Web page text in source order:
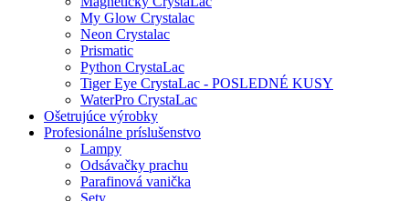
My Glow Crystalac
Neon Crystalac
Prismatic
Python CrystaLac
Tiger Eye CrystaLac - POSLEDNÉ KUSY
WaterPro CrystaLac
Ošetrujúce výrobky
Profesionálne príslušenstvo
Lampy
Odsávačky prachu
Parafinová vanička
Sety